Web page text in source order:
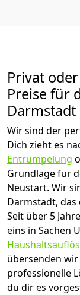
Privat
Preise für
Darmstadt
Wir sind der
Dich zieht es
Entrümpelung
Grundlage für
Neustart. Wir
Darmstadt, das
Seit über 5
eins in Sachen
übersenden
professionelle
du dir es